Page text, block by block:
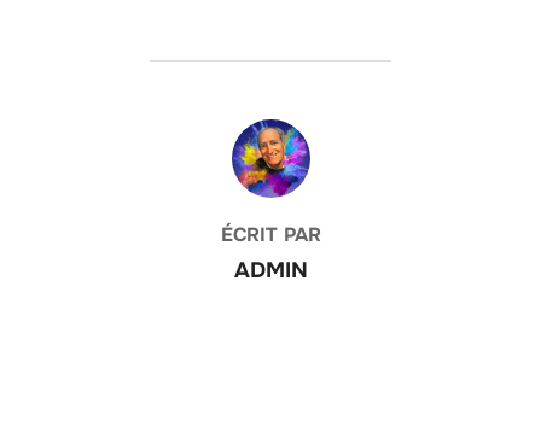
AUTEUR DE LA PUBLICATION
ÉCRIT PAR
ADMIN